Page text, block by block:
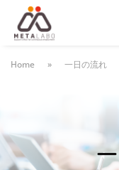
Home » 一日の流れ